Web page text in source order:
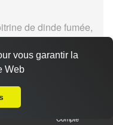
de dinde fumée,
Compte
vous garantir la
Web